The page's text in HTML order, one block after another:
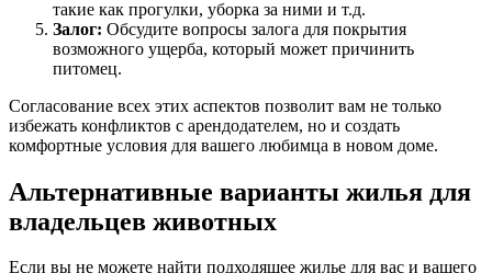
такие как прогулки, уборка за ними и т.д.
Залог: Обсудите вопросы залога для покрытия
возможного ущерба, который может причинить
питомец.
Согласование всех этих аспектов позволит вам не только
избежать конфликтов с арендодателем, но и создать
комфортные условия для вашего любимца в новом доме.
Альтернативные варианты жилья для
владельцев животных
Если вы не можете найти подходящее жилье для вас и вашего